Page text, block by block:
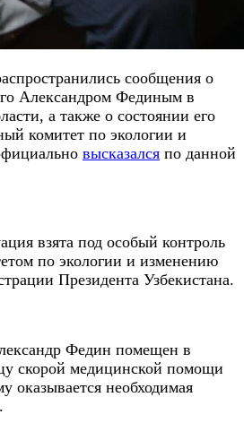
сообщения о
Александром Фединым в
а также о состоянии его
комитет по экологии и
высказался по данной
взята под особый контроль
по экологии и изменению
Президента Узбекистана.
Федин помещен в
скорой медицинской помощи
оказывается необходимая